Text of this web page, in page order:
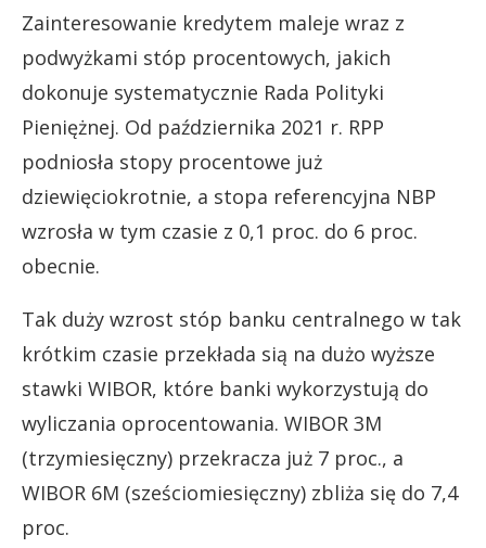
Zainteresowanie kredytem maleje wraz z
podwyżkami stóp procentowych, jakich
dokonuje systematycznie Rada Polityki
Pieniężnej. Od października 2021 r. RPP
podniosła stopy procentowe już
dziewięciokrotnie, a stopa referencyjna NBP
wzrosła w tym czasie z 0,1 proc. do 6 proc.
obecnie.
Tak duży wzrost stóp banku centralnego w tak
krótkim czasie przekłada sią na dużo wyższe
stawki WIBOR, które banki wykorzystują do
wyliczania oprocentowania. WIBOR 3M
(trzymiesięczny) przekracza już 7 proc., a
WIBOR 6M (sześciomiesięczny) zbliża się do 7,4
proc.